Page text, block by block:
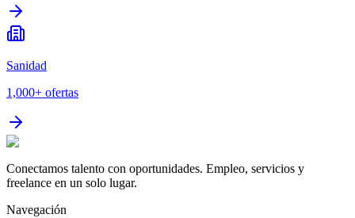
Sanidad
1,000+ ofertas
Conectamos talento con oportunidades. Empleo, servicios y
freelance en un solo lugar.
Navegación